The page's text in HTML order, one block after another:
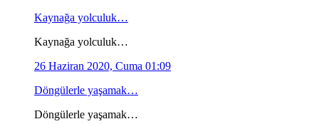
Kaynağa yolculuk…
Kaynağa yolculuk…
26 Haziran 2020, Cuma 01:09
Döngülerle yaşamak…
Döngülerle yaşamak…